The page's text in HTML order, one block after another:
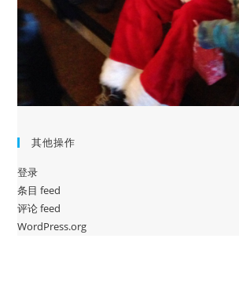
其他操作
登录
条目 feed
评论 feed
WordPress.org